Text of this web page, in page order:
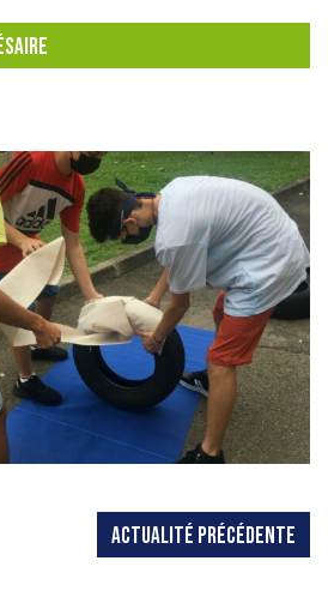
ACTUALITÉ PRÉCÉDENTE